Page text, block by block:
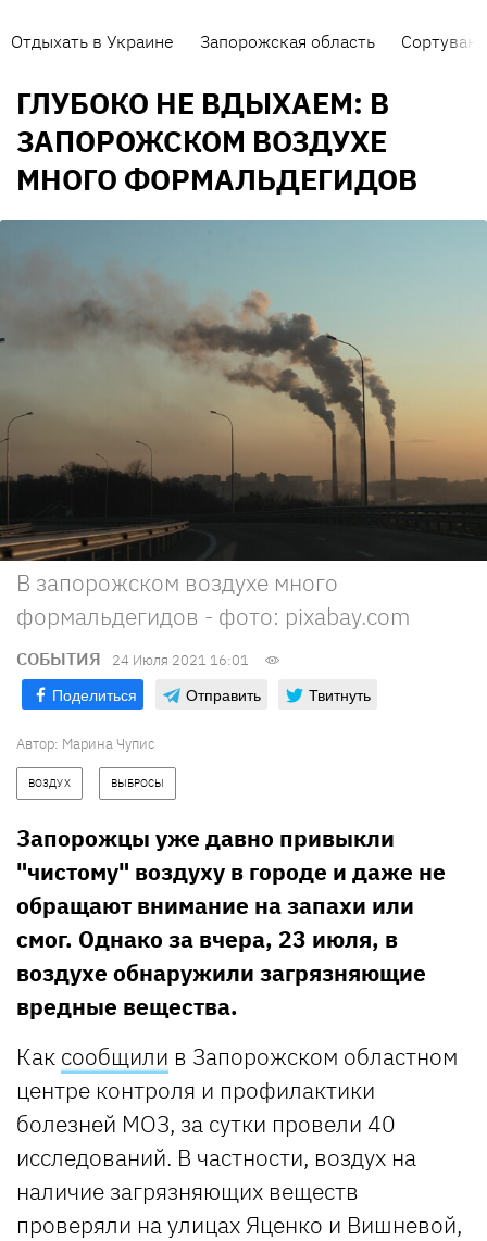
Отдыхать в Украине Запорожская область
ГЛУБОКО НЕ ВДЫХАЕМ: В
ЗАПОРОЖСКОМ ВОЗДУХЕ
МНОГО ФОРМАЛЬДЕГИДОВ
В запорожском воздухе много
формальдегидов - фото: pixabay.com
СОБЫТИЯ 24 Июля 2021 16:01
Поделиться Отправить Твитнуть
Автор: Марина Чупис
ВОЗДУХ ВЫБРОСЫ
Запорожцы уже давно привыкли
"чистому" воздуху в городе и даже не
обращают внимание на запахи или
смог. Однако за вчера, 23 июля, в
воздухе обнаружили загрязняющие
вредные вещества.
Как сообщили в Запорожском областном
центре контроля и профилактики
болезней МОЗ, за сутки провели 40
исследований. В частности, воздух на
наличие загрязняющих веществ
проверяли на улицах Яценко и Вишневой,